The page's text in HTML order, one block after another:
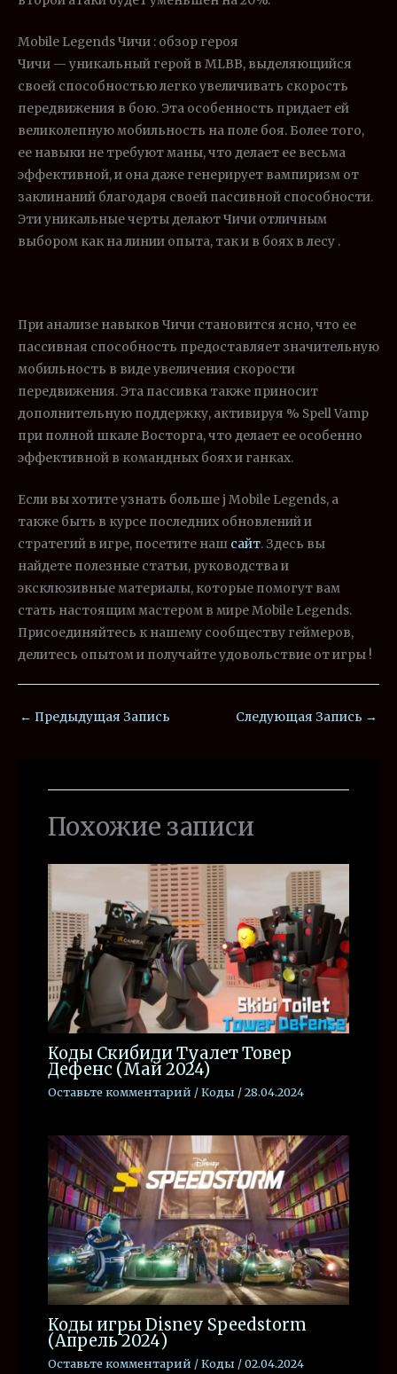
Mobile Legends Чичи : обзор героя
Чичи — уникальный герой в MLBB, выделяющийся
своей способностью легко увеличивать скорость
передвижения в бою. Эта особенность придает ей
великолепную мобильность на поле боя. Более того,
ее навыки не требуют маны, что делает ее весьма
эффективной, и она даже генерирует вампиризм от
заклинаний благодаря своей пассивной способности.
Эти уникальные черты делают Чичи отличным
выбором как на линии опыта, так и в боях в лесу .
При анализе навыков Чичи становится ясно, что ее
пассивная способность предоставляет значительную
мобильность в виде увеличения скорости
передвижения. Эта пассивка также приносит
дополнительную поддержку, активируя % Spell Vamp
при полной шкале Восторга, что делает ее особенно
эффективной в командных боях и ганках.
Если вы хотите узнать больше j Mobile Legends, а
также быть в курсе последних обновлений и
стратегий в игре, посетите наш сайт. Здесь вы
найдете полезные статьи, руководства и
эксклюзивные материалы, которые помогут вам
стать настоящим мастером в мире Mobile Legends.
Присоединяйтесь к нашему сообществу геймеров,
делитесь опытом и получайте удовольствие от игры !
← Предыдущая Запись Следующая Запись →
Похожие записи
Коды Скибиди Туалет Товер
Дефенс (Май 2024)
Оставьте комментарий /Коды /28.04.2024
Коды игры Disney Speedstorm
(Апрель 2024)
Оставьте комментарий /Коды /02.04.2024